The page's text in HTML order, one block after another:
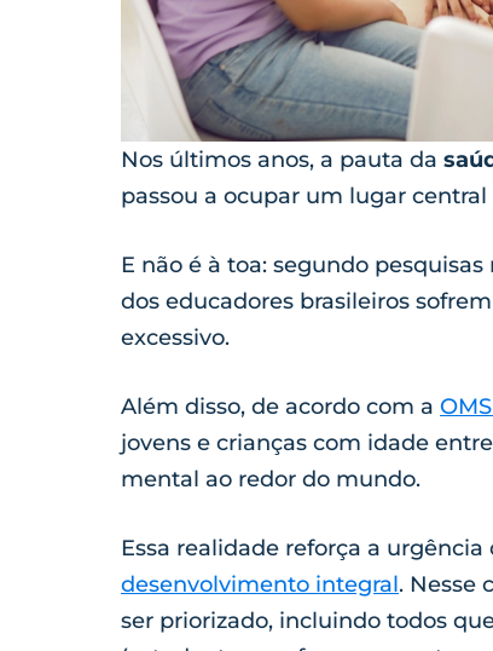
Nos últimos anos, a pauta da
passou a ocupar um lugar
E não é à toa: segundo pesquisas
dos educadores brasileiros
excessivo.
Além disso, de acordo com a
jovens e crianças com idade
mental ao redor do mundo.
Essa realidade reforça a
desenvolvimento integral. Nesse
ser priorizado, incluindo todos